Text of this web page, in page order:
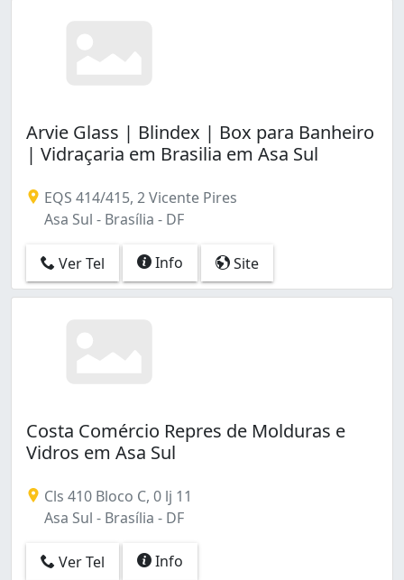
Arvie Glass | Blindex | Box para Banheiro
| Vidraçaria em Brasilia em Asa Sul
EQS 414/415, 2 Vicente Pires
Asa Sul - Brasília - DF
Ver Tel Info Site
Costa Comércio Repres de Molduras e
Vidros em Asa Sul
Cls 410 Bloco C, 0 lj 11
Asa Sul - Brasília - DF
Ver Tel Info